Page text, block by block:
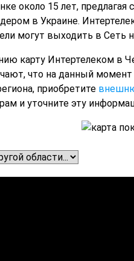
около 15 лет,
в Украине.
могут выходить в
карту Интертелеком в
что на данный
приобретите
и уточните эту